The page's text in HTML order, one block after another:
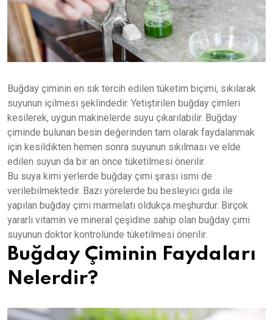
Buğday çiminin en sık tercih edilen tüketim biçimi, sıkılarak
suyunun içilmesi şeklindedir. Yetiştirilen buğday çimleri
kesilerek, uygun makinelerde suyu çıkarılabilir. Buğday
çiminde bulunan besin değerinden tam olarak faydalanmak
için kesildikten hemen sonra suyunun sıkılması ve elde
edilen suyun da bir an önce tüketilmesi önerilir.
Bu suya kimi yerlerde buğday çimi şırası ismi de
verilebilmektedir. Bazı yörelerde bu besleyici gıda ile
yapılan buğday çimi marmelatı oldukça meşhurdur. Birçok
yararlı vitamin ve mineral çeşidine sahip olan buğday çimi
suyunun doktor kontrolünde tüketilmesi önerilir.
Buğday Çiminin Faydaları
Nelerdir?